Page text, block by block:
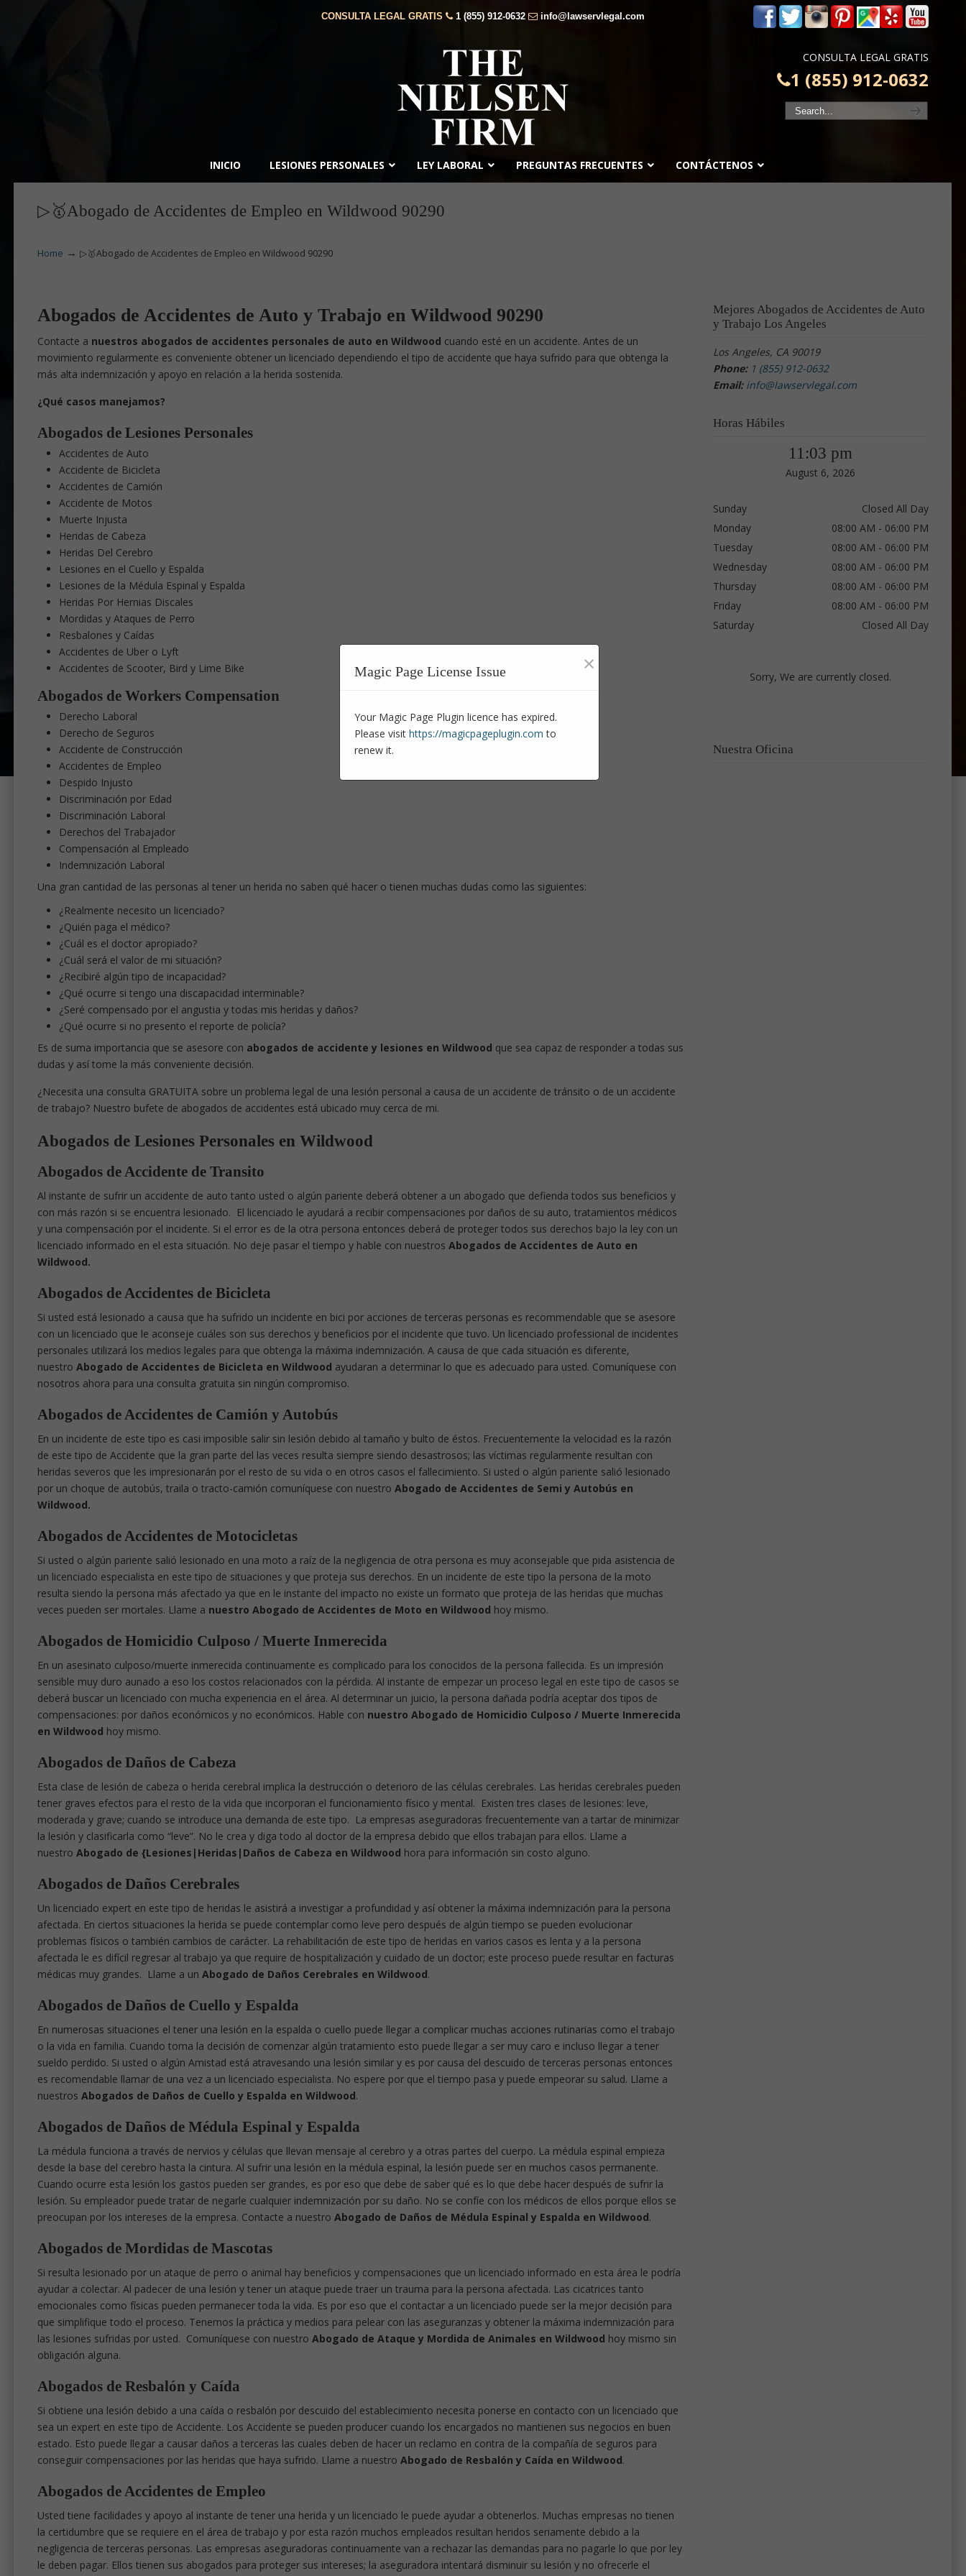
CONSULTA LEGAL GRATIS 1 (855) 912-0632 info@lawservlegal.com
CONSULTA LEGAL GRATIS
1 (855) 912-0632
INICIO LESIONES PERSONALES LEY LABORAL PREGUNTAS FRECUENTES CONTÁCTENOS
▷🥇Abogado de Accidentes de Empleo en Wildwood 90290
Home → ▷🥇Abogado de Accidentes de Empleo en Wildwood 90290
Abogados de Accidentes de Auto y Trabajo en Wildwood 90290
Contacte a nuestros abogados de accidentes personales de auto en Wildwood cuando esté en un accidente. Antes de un
movimiento regularmente es conveniente obtener un licenciado dependiendo el tipo de accidente que haya sufrido para que obtenga la
más alta indemnización y apoyo en relación a la herida sostenida.
¿Qué casos manejamos?
Abogados de Lesiones Personales
Accidentes de Auto
Accidente de Bicicleta
Accidentes de Camión
Accidente de Motos
Muerte Injusta
Heridas de Cabeza
Heridas Del Cerebro
Lesiones en el Cuello y Espalda
Lesiones de la Médula Espinal y Espalda
Heridas Por Hernias Discales
Mordidas y Ataques de Perro
Resbalones y Caídas
Accidentes de Uber o Lyft
Accidentes de Scooter, Bird y Lime Bike
Abogados de Workers Compensation
Derecho Laboral
Derecho de Seguros
Accidente de Construcción
Accidentes de Empleo
Despido Injusto
Discriminación por Edad
Discriminación Laboral
Derechos del Trabajador
Compensación al Empleado
Indemnización Laboral
Una gran cantidad de las personas al tener un herida no saben qué hacer o tienen muchas dudas como las siguientes:
¿Realmente necesito un licenciado?
¿Quién paga el médico?
¿Cuál es el doctor apropiado?
¿Cuál será el valor de mi situación?
¿Recibiré algún tipo de incapacidad?
¿Qué ocurre si tengo una discapacidad interminable?
¿Seré compensado por el angustia y todas mis heridas y daños?
¿Qué ocurre si no presento el reporte de policía?
Es de suma importancia que se asesore con abogados de accidente y lesiones en Wildwood que sea capaz de responder a todas sus
dudas y así tome la más conveniente decisión.
¿Necesita una consulta GRATUITA sobre un problema legal de una lesión personal a causa de un accidente de tránsito o de un accidente
de trabajo? Nuestro bufete de abogados de accidentes está ubicado muy cerca de mi.
Abogados de Lesiones Personales en Wildwood
Abogados de Accidente de Transito
Al instante de sufrir un accidente de auto tanto usted o algún pariente deberá obtener a un abogado que defienda todos sus beneficios y
con más razón si se encuentra lesionado. El licenciado le ayudará a recibir compensaciones por daños de su auto, tratamientos médicos
y una compensación por el incidente. Si el error es de la otra persona entonces deberá de proteger todos sus derechos bajo la ley con un
licenciado informado en el esta situación. No deje pasar el tiempo y hable con nuestros Abogados de Accidentes de Auto en
Wildwood.
Abogados de Accidentes de Bicicleta
Si usted está lesionado a causa que ha sufrido un incidente en bici por acciones de terceras personas es recommendable que se asesore
con un licenciado que le aconseje cuáles son sus derechos y beneficios por el incidente que tuvo. Un licenciado professional de incidentes
personales utilizará los medios legales para que obtenga la máxima indemnización. A causa de que cada situación es diferente,
nuestro Abogado de Accidentes de Bicicleta en Wildwood ayudaran a determinar lo que es adecuado para usted. Comuníquese con
nosotros ahora para una consulta gratuita sin ningún compromiso.
Abogados de Accidentes de Camión y Autobús
En un incidente de este tipo es casi imposible salir sin lesión debido al tamaño y bulto de éstos. Frecuentemente la velocidad es la razón
de este tipo de Accidente que la gran parte del las veces resulta siempre siendo desastrosos; las víctimas regularmente resultan con
heridas severos que les impresionarán por el resto de su vida o en otros casos el fallecimiento. Si usted o algún pariente salió lesionado
por un choque de autobús, traila o tracto-camión comuníquese con nuestro Abogado de Accidentes de Semi y Autobús en
Wildwood.
Abogados de Accidentes de Motocicletas
Si usted o algún pariente salió lesionado en una moto a raíz de la negligencia de otra persona es muy aconsejable que pida asistencia de
un licenciado especialista en este tipo de situaciones y que proteja sus derechos. En un incidente de este tipo la persona de la moto
resulta siendo la persona más afectado ya que en le instante del impacto no existe un formato que proteja de las heridas que muchas
veces pueden ser mortales. Llame a nuestro Abogado de Accidentes de Moto en Wildwood hoy mismo.
Abogados de Homicidio Culposo / Muerte Inmerecida
En un asesinato culposo/muerte inmerecida continuamente es complicado para los conocidos de la persona fallecida. Es un impresión
sensible muy duro aunado a eso los costos relacionados con la pérdida. Al instante de empezar un proceso legal en este tipo de casos se
deberá buscar un licenciado con mucha experiencia en el área. Al determinar un juicio, la persona dañada podría aceptar dos tipos de
compensaciones: por daños económicos y no económicos. Hable con nuestro Abogado de Homicidio Culposo / Muerte Inmerecida
en Wildwood hoy mismo.
Abogados de Daños de Cabeza
Esta clase de lesión de cabeza o herida cerebral implica la destrucción o deterioro de las células cerebrales. Las heridas cerebrales pueden
tener graves efectos para el resto de la vida que incorporan el funcionamiento físico y mental. Existen tres clases de lesiones: leve,
moderada y grave; cuando se introduce una demanda de este tipo. La empresas aseguradoras frecuentemente van a tartar de minimizar
la lesión y clasificarla como “leve”. No le crea y diga todo al doctor de la empresa debido que ellos trabajan para ellos. Llame a
nuestro Abogado de {Lesiones|Heridas|Daños de Cabeza en Wildwood hora para información sin costo alguno.
Abogados de Daños Cerebrales
Un licenciado expert en este tipo de heridas le asistirá a investigar a profundidad y así obtener la máxima indemnización para la persona
afectada. En ciertos situaciones la herida se puede contemplar como leve pero después de algún tiempo se pueden evolucionar
problemas físicos o también cambios de carácter. La rehabilitación de este tipo de heridas en varios casos es lenta y a la persona
afectada le es difícil regresar al trabajo ya que require de hospitalización y cuidado de un doctor; este proceso puede resultar en facturas
médicas muy grandes. Llame a un Abogado de Daños Cerebrales en Wildwood.
Abogados de Daños de Cuello y Espalda
En numerosas situaciones el tener una lesión en la espalda o cuello puede llegar a complicar muchas acciones rutinarias como el trabajo
o la vida en familia. Cuando toma la decisión de comenzar algún tratamiento esto puede llegar a ser muy caro e incluso llegar a tener
sueldo perdido. Si usted o algún Amistad está atravesando una lesión similar y es por causa del descuido de terceras personas entonces
es recomendable llamar de una vez a un licenciado especialista. No espere por que el tiempo pasa y puede empeorar su salud. Llame a
nuestros Abogados de Daños de Cuello y Espalda en Wildwood.
Abogados de Daños de Médula Espinal y Espalda
La médula funciona a través de nervios y células que llevan mensaje al cerebro y a otras partes del cuerpo. La médula espinal empieza
desde la base del cerebro hasta la cintura. Al sufrir una lesión en la médula espinal, la lesión puede ser en muchos casos permanente.
Cuando ocurre esta lesión los gastos pueden ser grandes, es por eso que debe de saber qué es lo que debe hacer después de sufrir la
lesión. Su empleador puede tratar de negarle cualquier indemnización por su daño. No se confíe con los médicos de ellos porque ellos se
preocupan por los intereses de la empresa. Contacte a nuestro Abogado de Daños de Médula Espinal y Espalda en Wildwood.
Abogados de Mordidas de Mascotas
Si resulta lesionado por un ataque de perro o animal hay beneficios y compensaciones que un licenciado informado en esta área le podría
ayudar a colectar. Al padecer de una lesión y tener un ataque puede traer un trauma para la persona afectada. Las cicatrices tanto
emocionales como físicas pueden permanecer toda la vida. Es por eso que el contactar a un licenciado puede ser la mejor decisión para
que simplifique todo el proceso. Tenemos la práctica y medios para pelear con las aseguranzas y obtener la máxima indemnización para
las lesiones sufridas por usted. Comuníquese con nuestro Abogado de Ataque y Mordida de Animales en Wildwood hoy mismo sin
obligación alguna.
Abogados de Resbalón y Caída
Si obtiene una lesión debido a una caída o resbalón por descuido del establecimiento necesita ponerse en contacto con un licenciado que
sea un expert en este tipo de Accidente. Los Accidente se pueden producer cuando los encargados no mantienen sus negocios en buen
estado. Esto puede llegar a causar daños a terceras las cuales deben de hacer un reclamo en contra de la compañía de seguros para
conseguir compensaciones por las heridas que haya sufrido. Llame a nuestro Abogado de Resbalón y Caída en Wildwood.
Abogados de Accidentes de Empleo
Usted tiene facilidades y apoyo al instante de tener una herida y un licenciado le puede ayudar a obtenerlos. Muchas empresas no tienen
la certidumbre que se requiere en el área de trabajo y por esta razón muchos empleados resultan heridos seriamente debido a la
negligencia de terceras personas. Las empresas aseguradoras continuamente van a rechazar las demandas para no pagarle lo que por ley
le deben pagar. Ellos tienen sus abogados para proteger sus intereses; la aseguradora intentará disminuir su lesión y no ofrecerle el
Mejores Abogados de Accidentes de Auto
y Trabajo Los Angeles
Los Angeles, CA 90019
Phone: 1 (855) 912-0632
Email: info@lawservlegal.com
Horas Hábiles
11:03 pm
August 6, 2026
Sunday
Closed All Day
Monday
08:00 AM - 06:00 PM
Tuesday
08:00 AM - 06:00 PM
Wednesday
08:00 AM - 06:00 PM
Thursday
08:00 AM - 06:00 PM
Friday
08:00 AM - 06:00 PM
Saturday
Closed All Day
Sorry, We are currently closed.
Nuestra Oficina
Magic Page License Issue ×
Your Magic Page Plugin licence has expired.
Please visit https://magicpageplugin.com to
renew it.